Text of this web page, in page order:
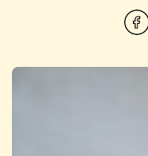
Diesen Artikel teilen: